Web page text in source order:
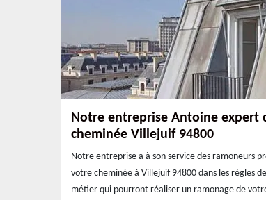
Notre entreprise Antoine
cheminée Villejuif 94800
Notre entreprise a à son service des ramoneurs
votre cheminée à Villejuif 94800 dans les règles
métier qui pourront réaliser un ramonage de